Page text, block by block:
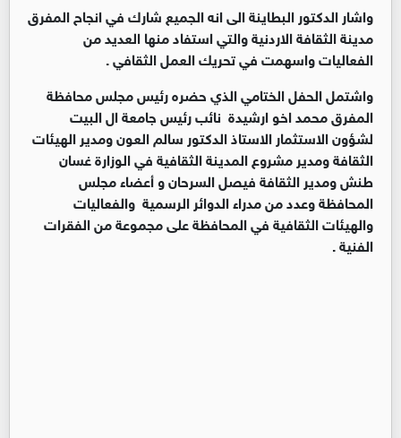
واشار الدكتور البطاينة الى انه الجميع شارك في انجاح المفرق
مدينة الثقافة الاردنية والتي استفاد منها العديد من
الفعاليات واسهمت في تحريك العمل الثقافي .
واشتمل الحفل الختامي الذي حضره رئيس مجلس محافظة
المفرق محمد اخو ارشيدة نائب رئيس جامعة ال البيت
لشؤون الاستثمار الاستاذ الدكتور سالم العون ومدير الهيئات
الثقافة ومدير مشروع المدينة الثقافية في الوزارة غسان
طنش ومدير الثقافة فيصل السرحان و أعضاء مجلس
المحافظة وعدد من مدراء الدوائر الرسمية والفعاليات
والهيئات الثقافية في المحافظة على مجموعة من الفقرات
الفنية .